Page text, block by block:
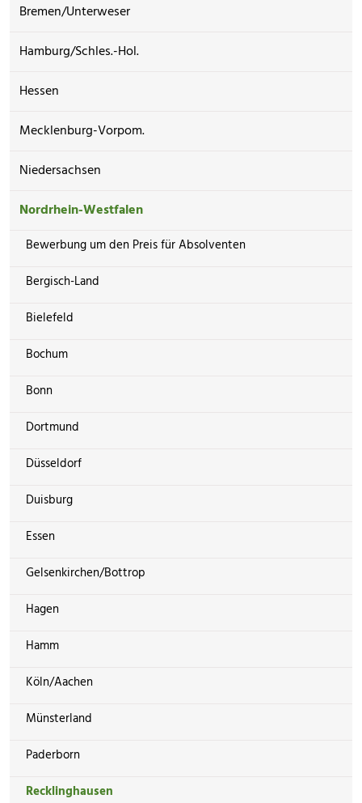
Bremen/Unterweser
Hamburg/Schles.-Hol.
Hessen
Mecklenburg-Vorpom.
Niedersachsen
Nordrhein-Westfalen
Bewerbung um den Preis für Absolventen
Bergisch-Land
Bielefeld
Bochum
Bonn
Dortmund
Düsseldorf
Duisburg
Essen
Gelsenkirchen/Bottrop
Hagen
Hamm
Köln/Aachen
Münsterland
Paderborn
Recklinghausen